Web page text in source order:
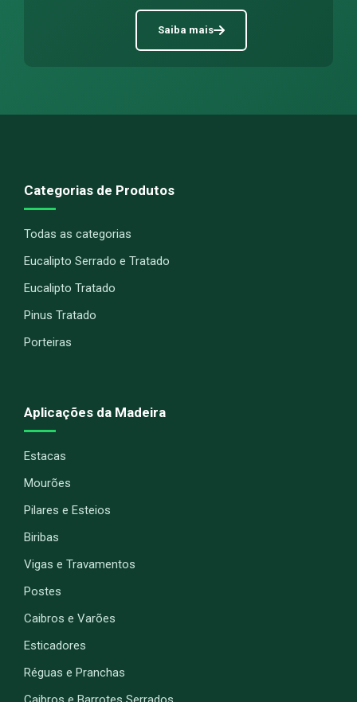
Saiba mais
Categorias de Produtos
Todas as categorias
Eucalipto Serrado e Tratado
Eucalipto Tratado
Pinus Tratado
Porteiras
Aplicações da Madeira
Estacas
Mourões
Pilares e Esteios
Biribas
Vigas e Travamentos
Postes
Caibros e Varões
Esticadores
Réguas e Pranchas